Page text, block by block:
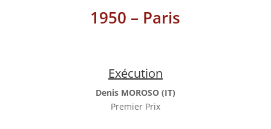
1950 – Paris
Exécution
Denis MOROSO (IT)
Premier Prix